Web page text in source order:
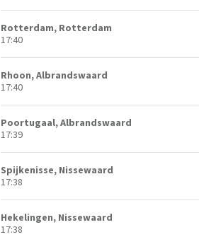
Rotterdam, Rotterdam
17:40
Rhoon, Albrandswaard
17:40
Poortugaal, Albrandswaard
17:39
Spijkenisse, Nissewaard
17:38
Hekelingen, Nissewaard
17:38